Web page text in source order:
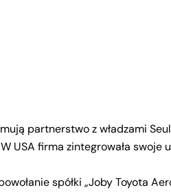
partnerstwo z władzami
firma zintegrowała swoje
spółki „Joby Toyota